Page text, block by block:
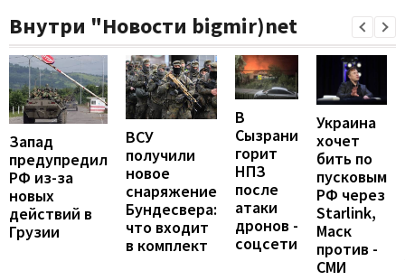
Внутри "Новости bigmir)net
Запад
предупредил
РФ из-за
новых
действий в
Грузии
ВСУ
получили
новое
снаряжение
Бундесвера:
что входит
в комплект
В
Сызрани
горит
НПЗ
после
атаки
дронов -
соцсети
Украина
хочет
бить по
пусковым
РФ через
Starlink,
Маск
против -
СМИ